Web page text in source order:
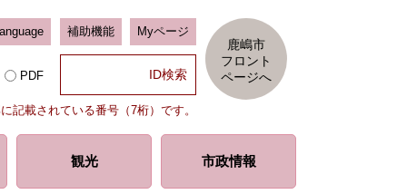
補助機能 Myページ
PDF
記載されている番号（7桁）です。
鹿嶋市
フロント
ページへ
観光 市政情報